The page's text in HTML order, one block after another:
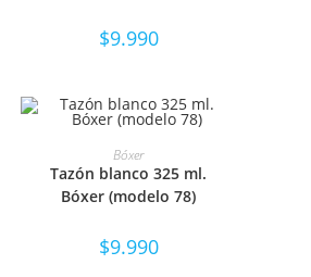
$9.990
SELECCIONAR OPCIONES
Bóxer
Tazón blanco 325 ml.
Bóxer (modelo 78)
$9.990